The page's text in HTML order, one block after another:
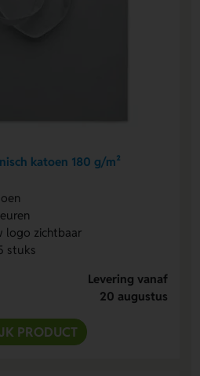
katoen 180 g/m²
logo zichtbaar
stuks
Levering vanaf
20 augustus
PRODUCT